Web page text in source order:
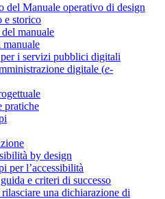
del Manuale operativo di design
e storico
manuale
i servizi pubblici digitali
digitale (e-
pratiche
by design
per l’accessibilità
e criteri di successo
una dichiarazione di